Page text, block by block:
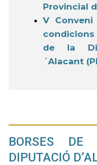
Provincial
V
condicions
de la
´Alacant
BORSES
DIPUTACIÓ